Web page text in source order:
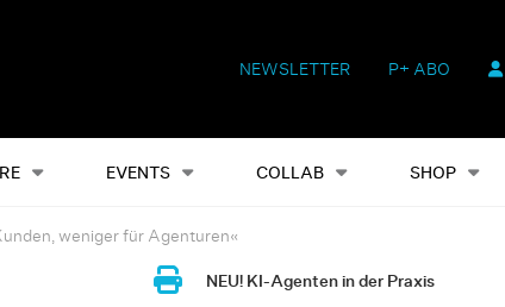
NEWSLETTER P+ ABO
EVENTS COLLAB SHOP
Alles Events Shop Heftausgaben Suchen
weniger für Agenturen«
NEU! KI-Agenten in der Praxis